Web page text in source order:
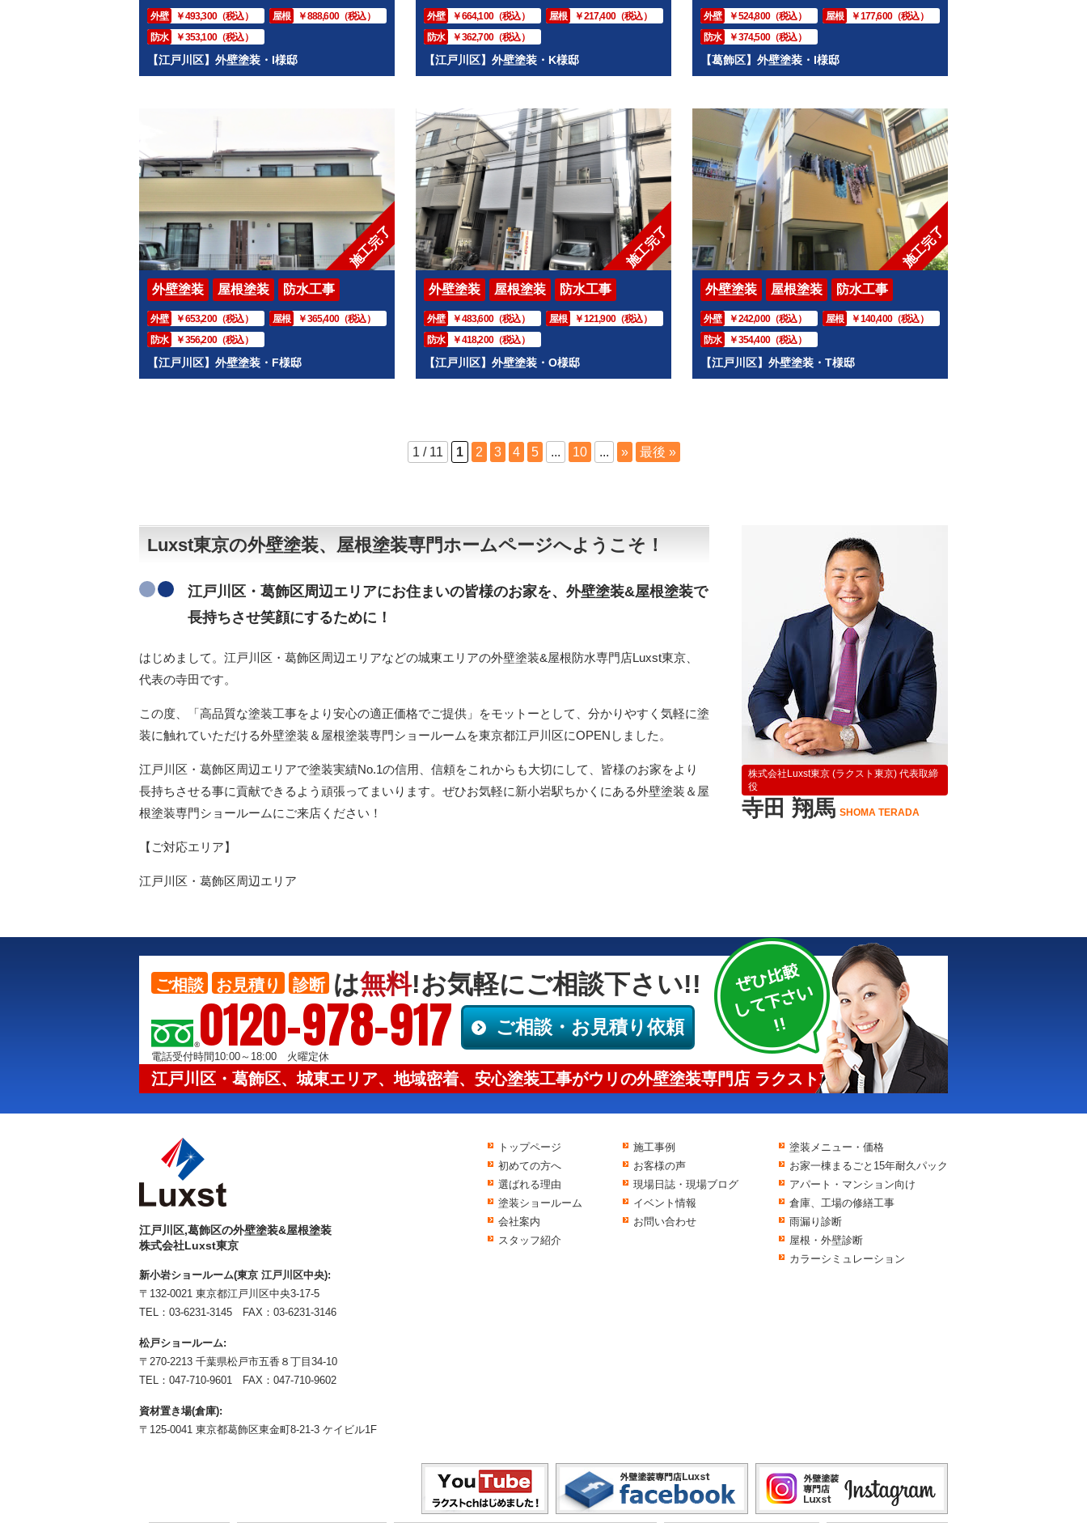
外壁 ￥493,300（税込） 屋根
￥888,600（税込）
防水
￥353,100（税込）
【江戸川区】外壁塗装・I様邸
外壁 ￥664,100（税込） 屋根
￥217,400（税込）
防水
￥362,700（税込）
【江戸川区】外壁塗装・K様邸
外壁 ￥524,800（税込） 屋根
￥177,600（税込）
防水
￥374,500（税込）
【葛飾区】外壁塗装・I様邸
施工完了
外壁塗装 屋根塗装 防水工事
外壁 ￥653,200（税込） 屋根
￥365,400（税込）
防水
￥356,200（税込）
【江戸川区】外壁塗装・F様邸
施工完了
外壁塗装 屋根塗装 防水工事
外壁 ￥483,600（税込） 屋根
￥121,900（税込）
防水
￥418,200（税込）
【江戸川区】外壁塗装・O様邸
施工完了
外壁塗装 屋根塗装 防水工事
外壁 ￥242,000（税込） 屋根
￥140,400（税込）
防水
￥354,400（税込）
【江戸川区】外壁塗装・T様邸
1 / 11 1 2 3 4 5 ... 10 ... » 最後 »
Luxst東京の外壁塗装、屋根塗装専門ホームページへようこそ！
江戸川区・葛飾区周辺エリアにお住まいの皆様のお家を、外壁塗装&屋根塗装で
長持ちさせ笑顔にするために！
はじめまして。江戸川区・葛飾区周辺エリアなどの城東エリアの外壁塗装&屋根防水専門店Luxst東京、
代表の寺田です。
この度、「高品質な塗装工事をより安心の適正価格でご提供」をモットーとして、分かりやすく気軽に塗
装に触れていただける外壁塗装＆屋根塗装専門ショールームを東京都江戸川区にOPENしました。
江戸川区・葛飾区周辺エリアで塗装実績No.1の信用、信頼をこれからも大切にして、皆様のお家をより
長持ちさせる事に貢献できるよう頑張ってまいります。ぜひお気軽に新小岩駅ちかくにある外壁塗装＆屋
根塗装専門ショールームにご来店ください！
【ご対応エリア】
江戸川区・葛飾区周辺エリア
株式会社Luxst東京 (ラクスト東京) 代表取締
役
寺田 翔馬 SHOMA TERADA
ご相談 お見積り 診断 は無料!お気軽にご相談下さい!!
0120-978-917
電話受付時間10:00～18:00 火曜定休
ご相談・お見積り依頼
江戸川区・葛飾区、城東エリア、地域密着、安心塗装工事がウリの外壁塗装専門店 ラクスト東京
江戸川区,葛飾区の外壁塗装&屋根塗装
株式会社Luxst東京
新小岩ショールーム(東京 江戸川区中央):
〒132-0021 東京都江戸川区中央3-17-5
TEL： 03-6231-3145 FAX：03-6231-3146
松戸ショールーム:
〒270-2213 千葉県松戸市五香８丁目34-10
TEL： 047-710-9601 FAX：047-710-9602
資材置き場(倉庫):
〒125-0041 東京都葛飾区東金町8-21-3 ケイビル1F
トップページ
初めての方へ
選ばれる理由
塗装ショールーム
会社案内
スタッフ紹介
施工事例
お客様の声
現場日誌・現場ブログ
イベント情報
お問い合わせ
塗装メニュー・価格
お家一棟まるごと15年耐久パック
アパート・マンション向け
倉庫、工場の修繕工事
雨漏り診断
屋根・外壁診断
カラーシミュレーション